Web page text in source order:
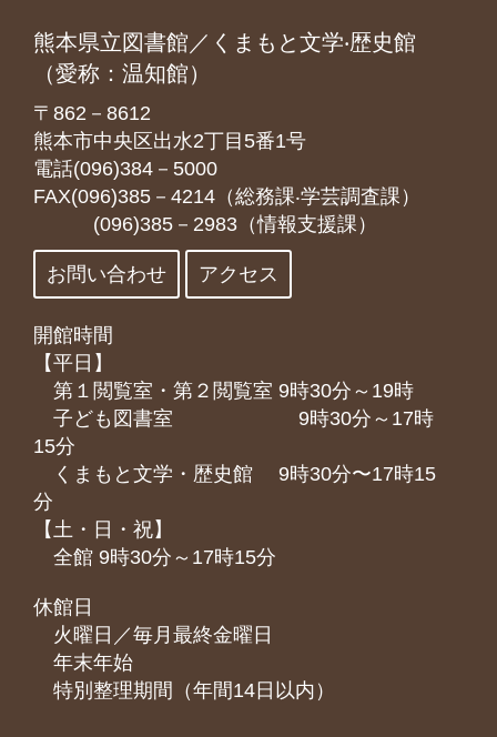
熊本県立図書館／くまもと文学‧歴史館
（愛称：温知館）
〒862－8612
熊本市中央区出水2丁目5番1号
電話(096)384－5000
FAX(096)385－4214（総務課‧学芸調査課）
(096)385－2983（情報支援課）
お問い合わせ アクセス
開館時間
【平日】
第１閲覧室・第２閲覧室 9時30分～19時
子ども図書室 9時30分～17時
15分
くまもと⽂学・歴史館 9時30分〜17時15
分
【土・日・祝】
全館 9時30分～17時15分
休館日
火曜日／毎月最終金曜日
年末年始
特別整理期間（年間14日以内）